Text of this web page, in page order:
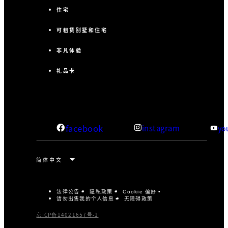
住宅
可租赁别墅和住宅
非凡体验
礼品卡
facebook instagram
法律公告 隐私政策 Cookie 偏好
请勿出售我的个人信息 无障碍政策
京ICP备14021657号-1